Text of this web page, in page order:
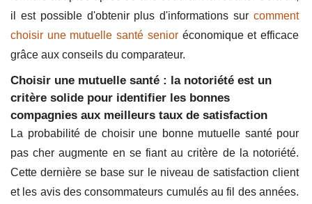
il est possible d'obtenir plus d'informations sur comment
choisir une mutuelle santé senioréconomique et efficace
grâce aux conseils du comparateur.
Choisir une mutuelle santé : la notoriété est un
critère solide pour identifier les bonnes
compagnies aux meilleurs taux de satisfaction
La probabilité de choisir une bonne mutuelle santé pour
pas cher augmente en se fiant au critère de la notoriété.
Cette dernière se base sur le niveau de satisfaction client
et les avis des consommateurs cumulés au fil des années.